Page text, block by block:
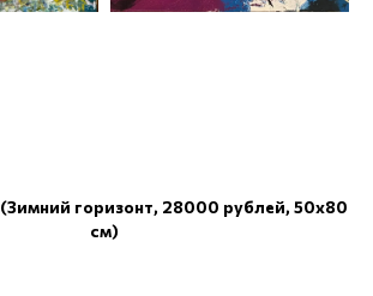
(Зимний горизонт, 28000 рублей, 50x80
см)